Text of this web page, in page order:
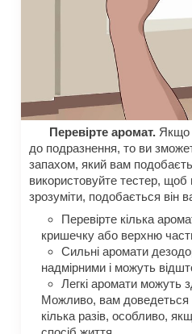
Перевірте аромат. Якщо
до подразнення, то ви
запахом, який вам
використовуйте тестер, щоб
зрозуміти, подобається він
Перевірте кілька
кришечку або верхню
Сильні аромати
надмірними і можуть
Легкі аромати можуть
Можливо, вам доведеться
кілька разів, особливо,